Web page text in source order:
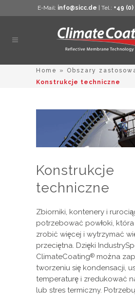
E-Mail: info@sicc.de | Tel.: +49
Home » Obszary
Konstrukcje techniczne
Konstrukcje
techniczne
Zbiorniki, kontenery i
potrzebować powłoki,
zrobić więcej i wytrzymać
przeciętna. Dzięki
ClimateCoating® można
tworzeniu się kondensacji,
temperaturę i zredukować
lub stres termiczny.